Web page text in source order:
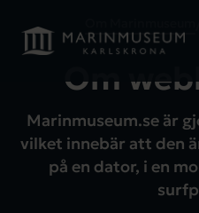
Om
Marinmuseum.se är
vilket innebär att den
på en dator, i en